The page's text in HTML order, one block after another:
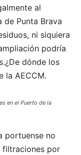
al
Punta Brava
ni siquiera
podría
dónde los
la AECCM.
en el Puerto de la
portuense no
filtraciones por